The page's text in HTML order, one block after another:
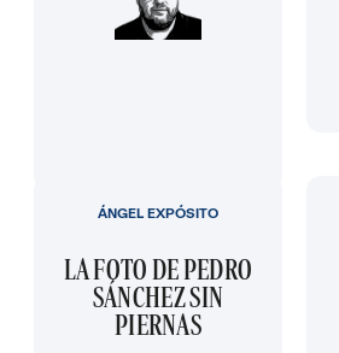
LA FOTO DE PEDRO
SÁNCHEZ SIN
PIERNAS
ÁNGEL EXPÓSITO